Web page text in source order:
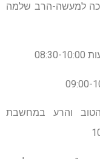
למעשה-הרב שלמה
והרע במחשבת